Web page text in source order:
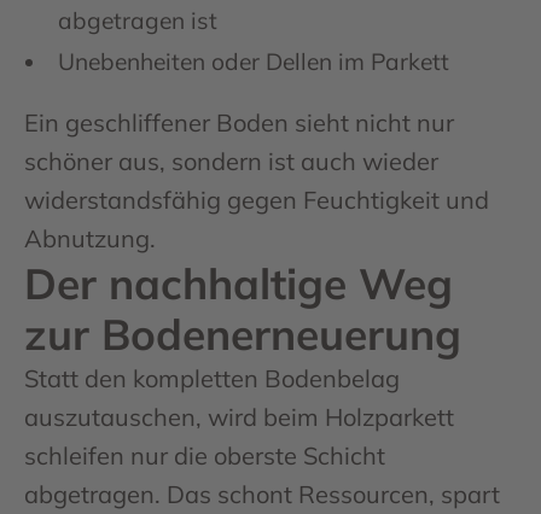
abgetragen ist
Unebenheiten oder Dellen im Parkett
Ein geschliffener Boden sieht nicht nur
schöner aus, sondern ist auch wieder
widerstandsfähig gegen Feuchtigkeit und
Abnutzung.
Der nachhaltige Weg
zur Bodenerneuerung
Statt den kompletten Bodenbelag
auszutauschen, wird beim Holzparkett
schleifen nur die oberste Schicht
abgetragen. Das schont Ressourcen, spart